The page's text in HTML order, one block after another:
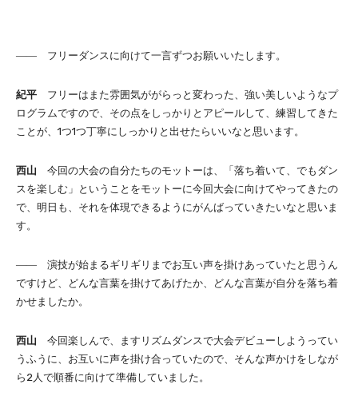
―― フリーダンスに向けて一言ずつお願いいたします。
紀平 フリーはまた雰囲気ががらっと変わった、強い美しいようなプ
ログラムですので、その点をしっかりとアピールして、練習してきた
ことが、1つ1つ丁寧にしっかりと出せたらいいなと思います。
西山 今回の大会の自分たちのモットーは、「落ち着いて、でもダン
スを楽しむ」ということをモットーに今回大会に向けてやってきたの
で、明日も、それを体現できるようにがんばっていきたいなと思いま
す。
―― 演技が始まるギリギリまでお互い声を掛けあっていたと思うん
ですけど、どんな言葉を掛けてあげたか、どんな言葉が自分を落ち着
かせましたか。
西山 今回楽しんで、ますリズムダンスで大会デビューしようってい
うふうに、お互いに声を掛け合っていたので、そんな声かけをしなが
ら2人で順番に向けて準備していました。